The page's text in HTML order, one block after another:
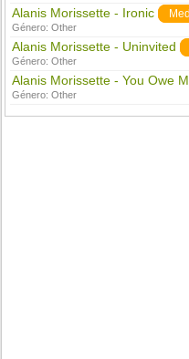
Alanis Morissette - Ironic
Género:Other
Alanis Morissette - Uninvited
Género:Other
Alanis Morissette - You Owe
Género:Other